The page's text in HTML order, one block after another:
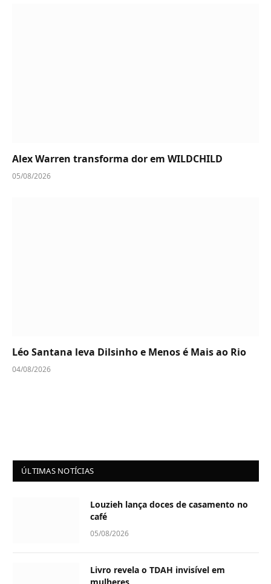
Alex Warren transforma dor em WILDCHILD
05/08/2026
Léo Santana leva Dilsinho e Menos é Mais ao Rio
04/08/2026
ÚLTIMAS NOTÍCIAS
Louzieh lança doces de casamento no
café
05/08/2026
Livro revela o TDAH invisível em